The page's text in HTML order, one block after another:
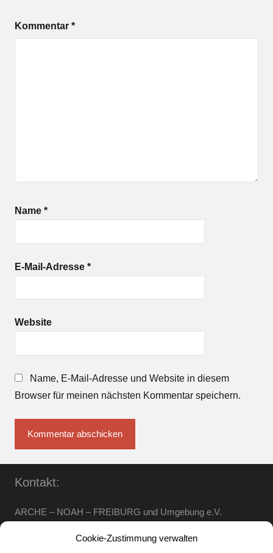
Cookie-Zustimmung verwalten
Kommentar *
Name *
E-Mail-Adresse *
Website
Name, E-Mail-Adresse und Website in diesem
Browser für meinen nächsten Kommentar speichern.
Kontakt:
ARCHE – NOAH – FREIBURG und Umgebung e.V.
arche-noah-freiburg[at]freenet.de